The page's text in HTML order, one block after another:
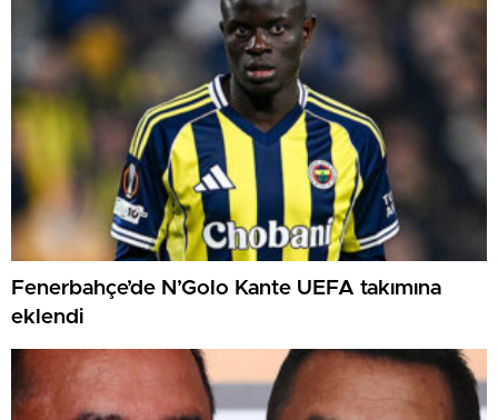
Fenerbahçe’de N’Golo Kante UEFA takımına
eklendi